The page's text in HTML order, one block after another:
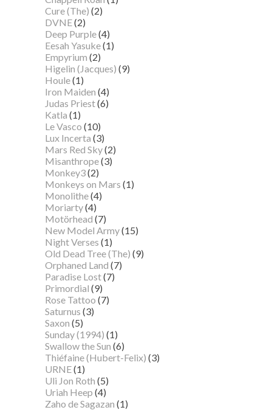
Cure (The) (2)
DVNE(2)
Deep Purple(4)
Eesah Yasuke(1)
Empyrium (2)
Higelin (Jacques) (9)
Houle(1)
Iron Maiden (4)
Judas Priest(6)
Katla (1)
Le Vasco (10)
Lux Incerta (3)
Mars Red Sky(2)
Misanthrope(3)
Monkey3(2)
Monkeys on Mars (1)
Monolithe(4)
Moriarty(4)
Motörhead (7)
New Model Army(15)
Night Verses (1)
Old Dead Tree (The) (9)
Orphaned Land (7)
Paradise Lost(7)
Primordial (9)
Rose Tattoo (7)
Saturnus (3)
Saxon (5)
Sunday (1994) (1)
Swallow the Sun (6)
Thiéfaine (Hubert-Felix) (3)
URNE(1)
Uli Jon Roth (5)
Uriah Heep (4)
Zaho de Sagazan (1)